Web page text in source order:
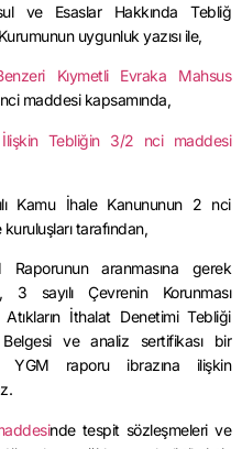
ve Esaslar Hakkında Tebliğ
uygunluk yazısı ile,
Kıymetli Evraka Mahsus
maddesi kapsamında,
Tebliğin 3/2 nci maddesi
Kamu İhale Kanununun 2 nci
tarafından,
aranmasına gerek
3 sayılı Çevrenin Korunması
İthalat Denetimi Tebliği
ve analiz sertifikası bir
YGM raporu ibrazına ilişkin
nde tespit sözleşmeleri ve